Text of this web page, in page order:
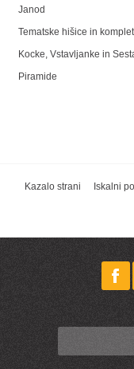
Janod
Tematske hišice in
Kocke, Vstavljanke in
Piramide
Kazalo strani Iskalni